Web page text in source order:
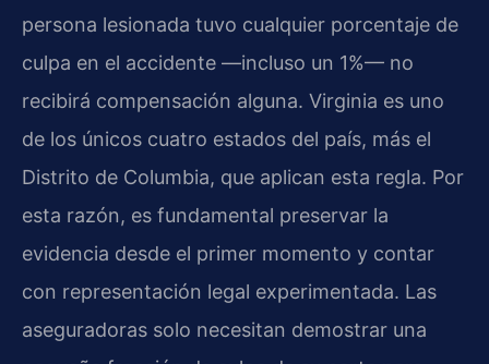
persona lesionada tuvo cualquier porcentaje de
culpa en el accidente —incluso un 1%— no
recibirá compensación alguna. Virginia es uno
de los únicos cuatro estados del país, más el
Distrito de Columbia, que aplican esta regla. Por
esta razón, es fundamental preservar la
evidencia desde el primer momento y contar
con representación legal experimentada. Las
aseguradoras solo necesitan demostrar una